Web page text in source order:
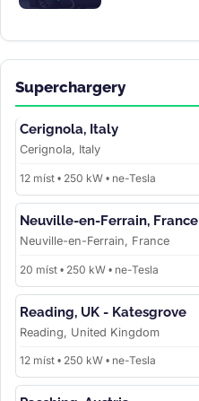
Superchargery
Cerignola, Italy
Cerignola, Italy
12 míst • 250 kW • ne-Tesla
Neuville-en-Ferrain, France
Neuville-en-Ferrain, France
20 míst • 250 kW • ne-Tesla
Reading, UK - Katesgrove
Reading, United Kingdom
12 míst • 250 kW • ne-Tesla